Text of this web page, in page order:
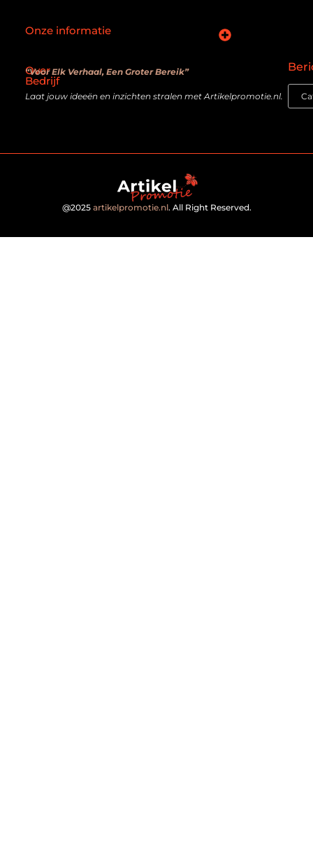
Over
Bedrijf
“Voor Elk Verhaal, Een Groter Bereik”
Laat jouw ideeën en inzichten stralen met Artikelpromotie.nl.
Onze informatie
@2025 artikelpromotie.nl. All Right Reserved.